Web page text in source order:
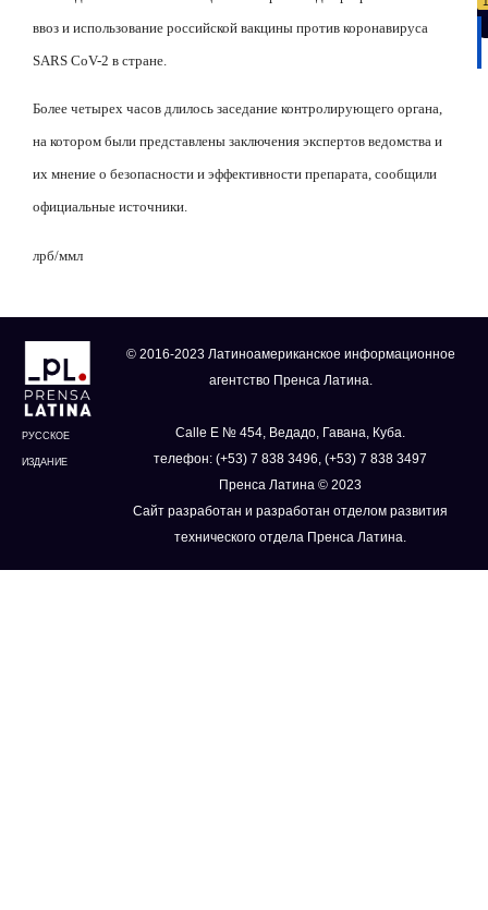
ввоз и использование российской вакцины против коронавируса
SARS CoV-2 в стране.
Более четырех часов длилось заседание контролирующего органа,
на котором были представлены заключения экспертов ведомства и
их мнение о безопасности и эффективности препарата, сообщили
официальные источники.
лрб/ммл
РУССКОЕ
ИЗДАНИЕ
© 2016-2023 Латиноамериканское информационное
агентство Пренса Латина.
Calle E № 454, Ведадо, Гавана, Куба.
телефон: (+53) 7 838 3496, (+53) 7 838 3497
Пренса Латина © 2023
Сайт разработан и разработан отделом развития
технического отдела Пренса Латина.